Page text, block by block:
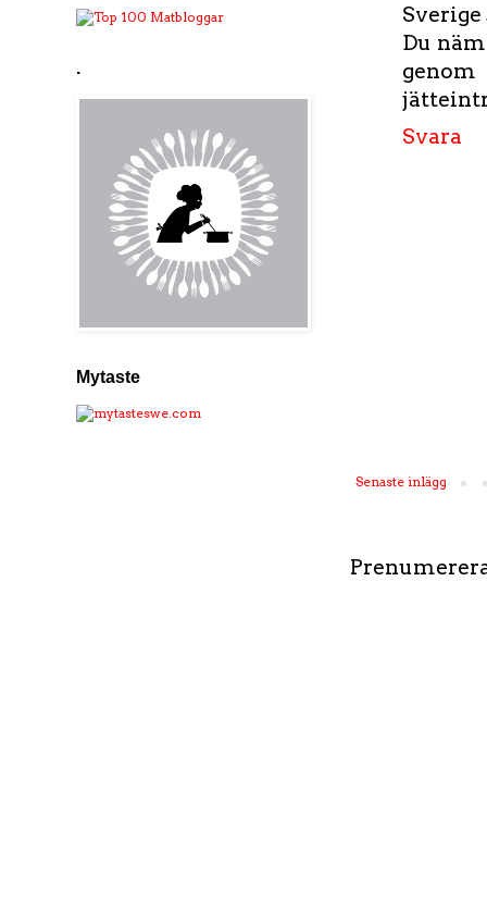
Sverige
Du
Svara
Senaste inlägg
.
Mytaste